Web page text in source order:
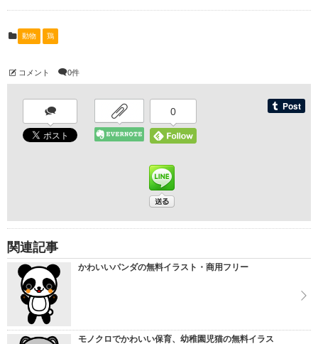
動物 鶏
コメント 0件
0
関連記事
かわいいパンダの無料イラスト・商用フリー
モノクロでかわいい保育、幼稚園児猫の無料イラス